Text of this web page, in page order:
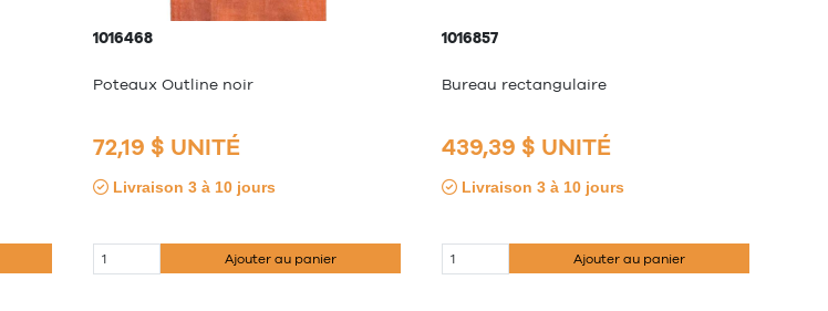
1016468
Poteaux Outline noir
72,19 $ UNITÉ
Livraison 3 à 10 jours
Ajouter au panier
1016857
Bureau rectangulaire
439,39 $ UNITÉ
Livraison 3 à 10 jours
Ajouter au panier